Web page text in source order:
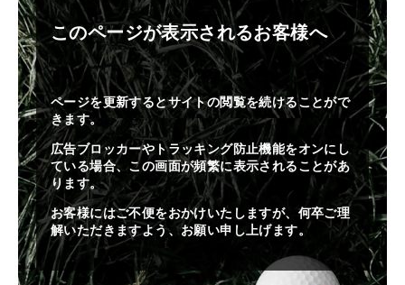
このページが表示されるお客様へ
ページを更新するとサイトの閲覧を続けることがで
きます。
広告ブロッカーやトラッキング防止機能をオンにし
ている場合、この画面が頻繁に表示されることがあ
ります。
お客様にはご不便をおかけいたしますが、何卒ご理
解いただきますよう、お願い申し上げます。